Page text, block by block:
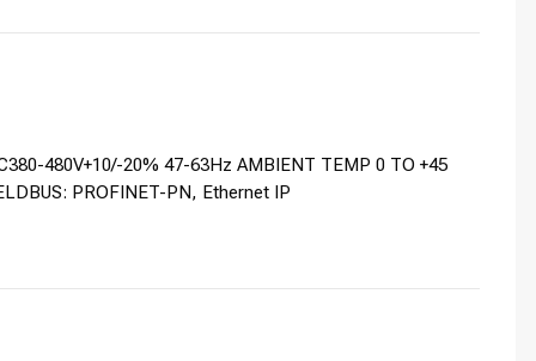
480V+10/-20% 47-63Hz AMBIENT TEMP 0 TO +45
PROFINET-PN, Ethernet IP